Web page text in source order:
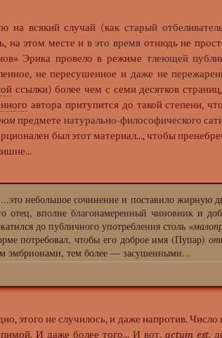
на всякий случай (как старый
на этом месте и в это время отнюдь не
Эрика провело в режиме тлеющей
не пересушенное и даже не
ссылки) более чем с семи десятков
автора притупится до такой степени,
предмете натурально-философического
был этот материал..., чтобы
небольшое сочинение и поставило жирную
отец, вполне благонамеренный чиновники
до публичного употребления столь
потребовал, чтобы его доброе имя (Пупар)
эмбрионами, тем более — засушенными...
этого не случилось, и даже напротив.
И даже более того...И вот,actum est,